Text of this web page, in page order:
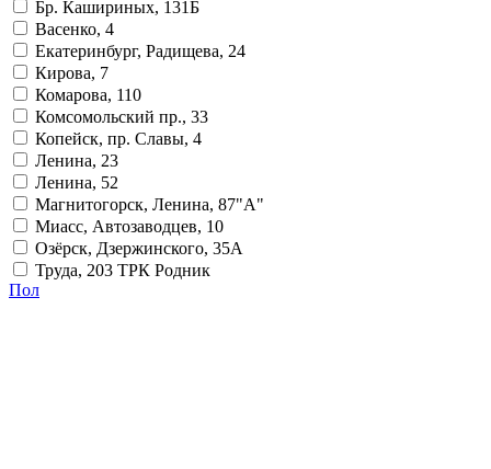
Бр. Кашириных, 131Б
Васенко, 4
Екатеринбург, Радищева, 24
Кирова, 7
Комарова, 110
Комсомольский пр., 33
Копейск, пр. Славы, 4
Ленина, 23
Ленина, 52
Магнитогорск, Ленина, 87"А"
Миасс, Автозаводцев, 10
Озёрск, Дзержинского, 35А
Труда, 203 ТРК Родник
Пол